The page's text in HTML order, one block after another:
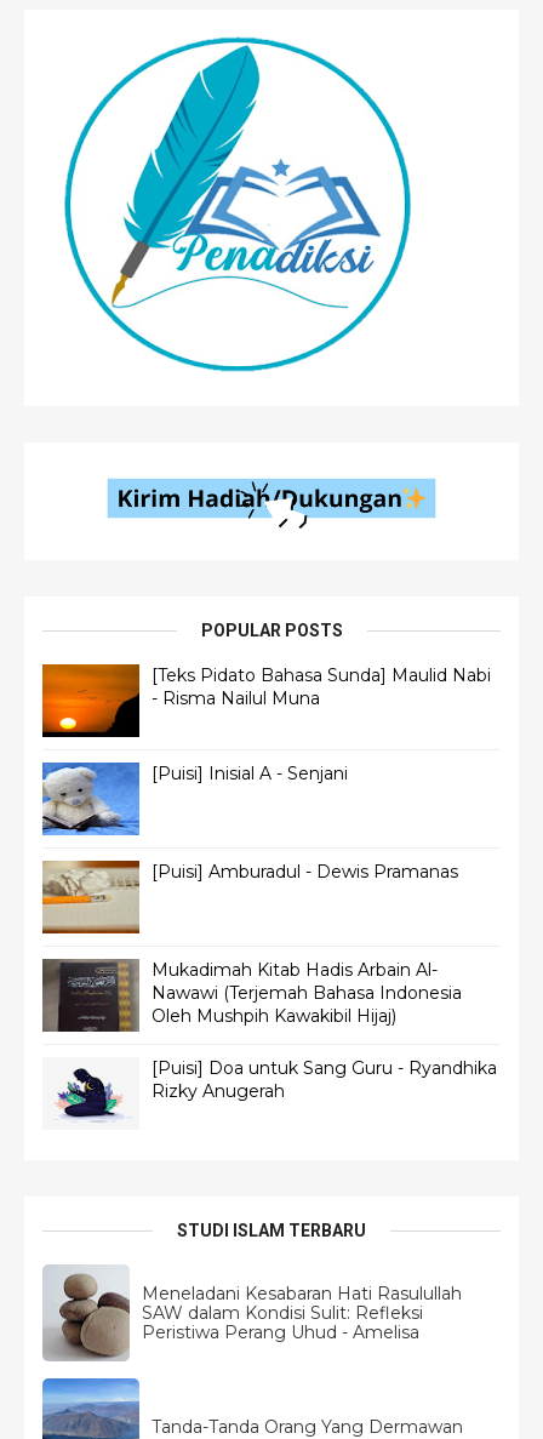
POPULAR POSTS
[Teks Pidato Bahasa Sunda] Maulid Nabi
- Risma Nailul Muna
[Puisi] Inisial A - Senjani
[Puisi] Amburadul - Dewis Pramanas
Mukadimah Kitab Hadis Arbain Al-
Nawawi (Terjemah Bahasa Indonesia
Oleh Mushpih Kawakibil Hijaj)
[Puisi] Doa untuk Sang Guru - Ryandhika
Rizky Anugerah
STUDI ISLAM TERBARU
Meneladani Kesabaran Hati Rasulullah
SAW dalam Kondisi Sulit: Refleksi
Peristiwa Perang Uhud - Amelisa
Tanda-Tanda Orang Yang Dermawan